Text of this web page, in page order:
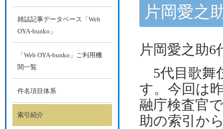
片岡愛之
片岡愛之助6
5代目歌舞
す。今回は
融庁検査官
助の索引か
雑誌記事データベース「Web
OYA-bunko」
「Web OYA-bunko」ご利用機
関一覧
件名項目体系
索引紹介